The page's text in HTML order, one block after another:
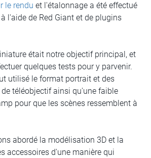
le rendu et l'étalonnage a été effectué
l'aide de Red Giant et de plugins
était notre objectif principal, et
quelques tests pour y parvenir.
utilisé le format portrait et des
téléobjectif ainsi qu'une faible
pour que les scènes ressemblent à
abordé la modélisation 3D et la
accessoires d'une manière qui